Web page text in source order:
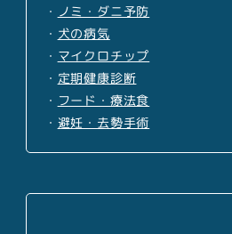
・ ノミ・ダニ予防
・ 犬の病気
・ マイクロチップ
・ 定期健康診断
・ フード・療法食
・ 避妊・去勢手術